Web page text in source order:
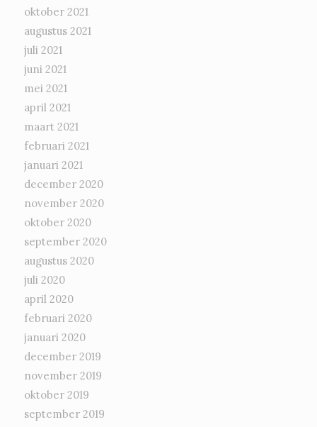
oktober 2021
augustus 2021
juli 2021
juni 2021
mei 2021
april 2021
maart 2021
februari 2021
januari 2021
december 2020
november 2020
oktober 2020
september 2020
augustus 2020
juli 2020
april 2020
februari 2020
januari 2020
december 2019
november 2019
oktober 2019
september 2019